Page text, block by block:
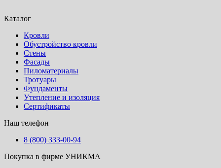
Каталог
Кровли
Обустройство кровли
Стены
Фасады
Пиломатериалы
Тротуары
Фундаменты
Утепление и изоляция
Сертификаты
Наш телефон
8 (800) 333-00-94
Покупка в фирме УНИКМА